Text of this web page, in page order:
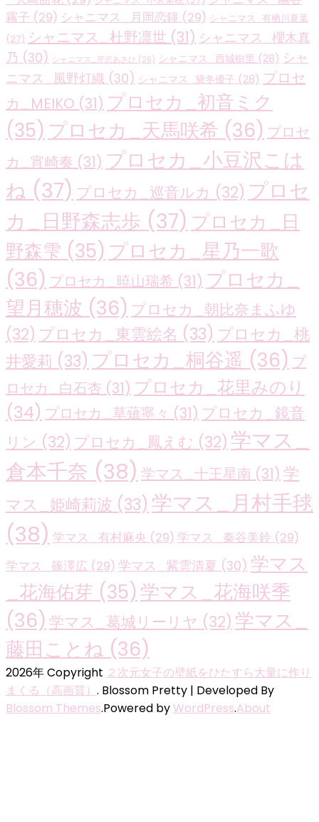
霧子 (29) シャニマス_月岡恋鐘 (29) シャニマス_有栖川夏葉
(27) シャニマス_杜野凛世 (31) シャニマス_櫻木真
乃 (30) シャニマス_芹沢あさひ (26) シャニマス_西城樹里 (28) シャ
ニマス_風野灯織 (30) シャニマス_黛冬優子 (28) プロセ
カ_MEIKO (31) プロセカ_初音ミク
(35) プロセカ_天馬咲希 (36) プロセ
カ_宵崎奏 (31) プロセカ_小豆沢こは
ね (37) プロセカ_巡音ルカ (32) プロセ
カ_日野森志歩 (37) プロセカ_日
野森雫 (35) プロセカ_星乃一歌
(36) プロセカ_暁山瑞希 (31) プロセカ_
望月穂波 (36) プロセカ_朝比奈まふゆ
(32) プロセカ_東雲絵名 (33) プロセカ_桃
井愛莉 (33) プロセカ_桐谷遥 (36) プ
ロセカ_白石杏 (31) プロセカ_花里みのり
(34) プロセカ_草薙寧々 (31) プロセカ_鏡音
リン (32) プロセカ_鳳えむ (32) 学マス_
倉本千奈 (38) 学マス_十王星南 (31) 学
マス_姫崎莉波 (33) 学マス_月村手毬
(38) 学マス_有村麻央 (29) 学マス_秦谷美鈴 (29)
学マス_篠澤広 (29) 学マス_紫雲清夏 (30) 学マス
_花海佑芽 (35) 学マス_花海咲季
(36) 学マス_葛城リーリヤ (32) 学マス_
藤田ことね (36)
2026年 Copyright ２次元女子の壁紙をひたすら大量に作り
まくる（高画質） . Blossom Pretty | Developed By
Blossom Themes.Powered byWordPress.About